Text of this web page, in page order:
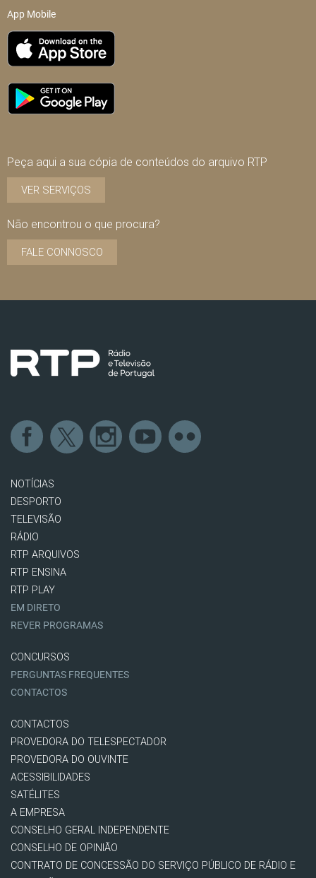
App Mobile
Peça aqui a sua cópia de conteúdos do arquivo RTP
VER SERVIÇOS
Não encontrou o que procura?
FALE CONNOSCO
NOTÍCIAS
DESPORTO
TELEVISÃO
RÁDIO
RTP ARQUIVOS
RTP ENSINA
RTP PLAY
EM DIRETO
REVER PROGRAMAS
CONCURSOS
PERGUNTAS FREQUENTES
CONTACTOS
CONTACTOS
PROVEDORA DO TELESPECTADOR
PROVEDORA DO OUVINTE
ACESSIBILIDADES
SATÉLITES
A EMPRESA
CONSELHO GERAL INDEPENDENTE
CONSELHO DE OPINIÃO
CONTRATO DE CONCESSÃO DO SERVIÇO PÚBLICO DE RÁDIO E